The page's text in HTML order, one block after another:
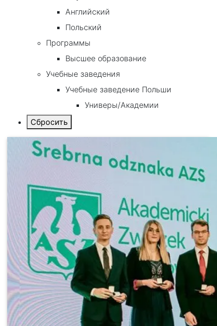
Английский
Польский
Программы
Высшее образование
Учебные заведения
Учебные заведение Польши
Универы/Академии